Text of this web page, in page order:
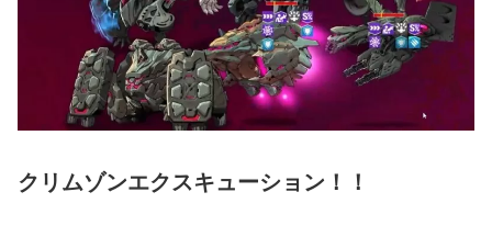
クリムゾンエクスキューション！！